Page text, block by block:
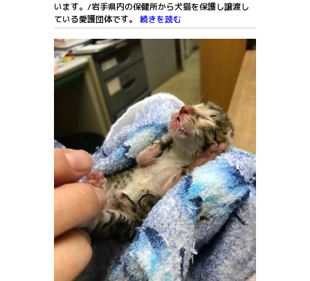
います。/岩手県内の保健所から犬猫を保護し譲渡し
ている愛護団体です。 続きを読む